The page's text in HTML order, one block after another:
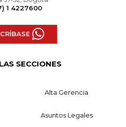
1 4227600
SECCIONES
Alta Gerencia
Asuntos Legales